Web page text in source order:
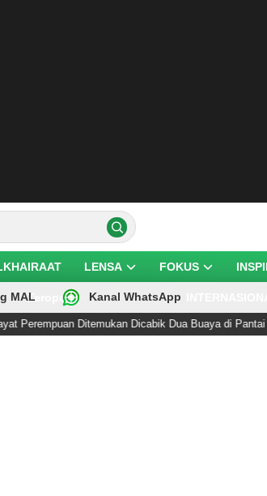
LENSA FOKUS
Teropong
MAL Kanal WhatsApp
Ditemukan Dicabik Dua Buaya di Pantai Lere Palu